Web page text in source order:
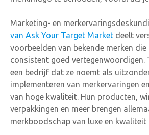
Marketing- en
van Ask Your Target Market deelt
voorbeelden van bekende merken
consistent goed vertegenwoordigen.
een bedrijf dat ze noemt als
implementeren van merkervaringen
van hoge kwaliteit. Hun producten,
verpakkingen en meer brengen
merkboodschap van luxe en kwaliteit